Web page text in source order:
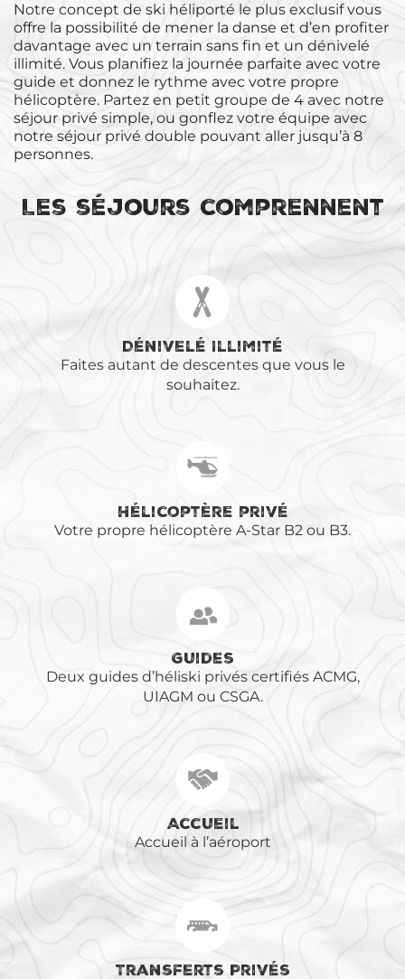
Notre concept de ski héliporté le plus exclusif vous
offre la possibilité de mener la danse et d’en profiter
davantage avec un terrain sans fin et un dénivelé
illimité. Vous planifiez la journée parfaite avec votre
guide et donnez le rythme avec votre propre
hélicoptère. Partez en petit groupe de 4 avec notre
séjour privé simple, ou gonflez votre équipe avec
notre séjour privé double pouvant aller jusqu’à 8
personnes.
Les séjours comprennent
Dénivelé Illimité
Faites autant de descentes que vous le
souhaitez.
Hélicoptère privé
Votre propre hélicoptère A-Star B2 ou B3.
Guides
Deux guides d’héliski privés certifiés ACMG,
UIAGM ou CSGA.
Accueil
Accueil à l’aéroport
Transferts Privés